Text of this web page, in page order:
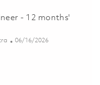
- 12 months'
Posted Date
06/16/2026
Engineer - 12 months'